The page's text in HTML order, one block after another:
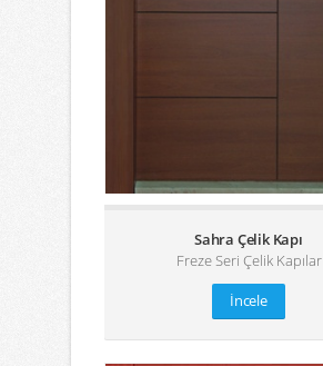
Sahra Çelik Kapı
Freze Seri Çelik Kapılar
İncele